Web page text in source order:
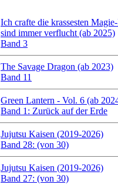
Ich crafte die krassesten
sind immer verflucht (ab 2025)
Band 3
The Savage Dragon (ab 2023)
Band 11
Green Lantern - Vol. 6 (ab
Band 1: Zurück auf der Erde
Jujutsu Kaisen (2019-2026)
Band 28: (von 30)
Jujutsu Kaisen (2019-2026)
Band 27: (von 30)